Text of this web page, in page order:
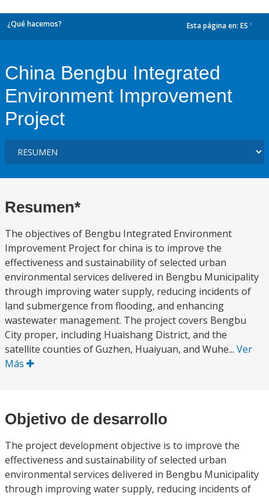
¿Qué hacemos? Esta página en: ES
China Bengbu Integrated
Environment Improvement
Project
Resumen*
The objectives of Bengbu Integrated Environment
Improvement Project for china is to improve the
effectiveness and sustainability of selected urban
environmental services delivered in Bengbu Municipality
through improving water supply, reducing incidents of
land submergence from flooding, and enhancing
wastewater management. The project covers Bengbu
City proper, including Huaishang District, and the
satellite counties of Guzhen, Huaiyuan, and Wuhe... Ver
Más
Objetivo de desarrollo
The project development objective is to improve the
effectiveness and sustainability of selected urban
environmental services delivered in Bengbu Municipality
through improving water supply, reducing incidents of